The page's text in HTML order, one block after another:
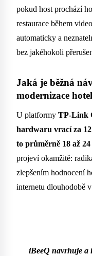
pokud host prochází
restaurace během
automaticky a
bez jakéhokoli
Jaká je běžná
modernizace
U platformy TP-Link
hardwaru vrací za 12
to průměrně 18 až 24
projeví okamžitě:
zlepšením hodnocení
internetu dlouhodobě
iBeeQ navrhuje a